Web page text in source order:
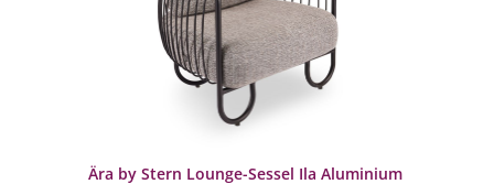
Ära by Stern Lounge-Sessel Ila Aluminium